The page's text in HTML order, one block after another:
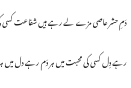
دَمِ حشر عاصی مزے لے رہے ہیں شفاعت
رہے دِل کسی کی محبت میں ہر دَم رہے دل میں